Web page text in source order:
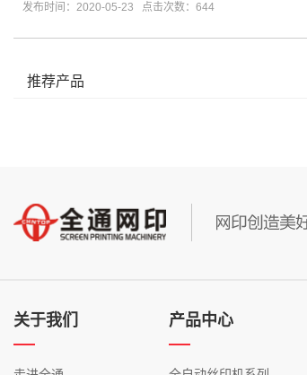
发布时间：2020-05-23 点击次数：644
推荐产品
关于我们 产品中心